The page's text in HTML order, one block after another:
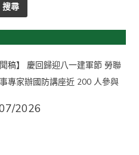
搜尋
聞稿】 慶回歸迎八一建軍節 勞聯
專家辦國防講座近 200 人參與
2026